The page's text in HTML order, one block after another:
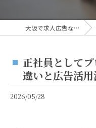
大阪で求人広告なら株式会社AOA
正社員として
違いと広告活
2026/05/28